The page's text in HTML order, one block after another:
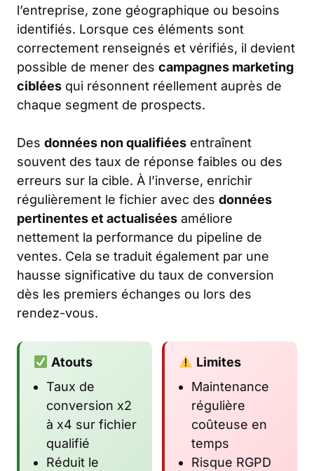
l’entreprise, zone géographique ou besoins
identifiés. Lorsque ces éléments sont
correctement renseignés et vérifiés, il devient
possible de mener des campagnes marketing
ciblées qui résonnent réellement auprès de
chaque segment de prospects.
Des données non qualifiées entraînent
souvent des taux de réponse faibles ou des
erreurs sur la cible. À l’inverse, enrichir
régulièrement le fichier avec des données
pertinentes et actualisées améliore
nettement la performance du pipeline de
ventes. Cela se traduit également par une
hausse significative du taux de conversion
dès les premiers échanges ou lors des
rendez-vous.
Atouts
Taux de
conversion x2
à x4 sur fichier
qualifié
Réduit le
Limites
Maintenance
régulière
coûteuse en
temps
Risque RGPD